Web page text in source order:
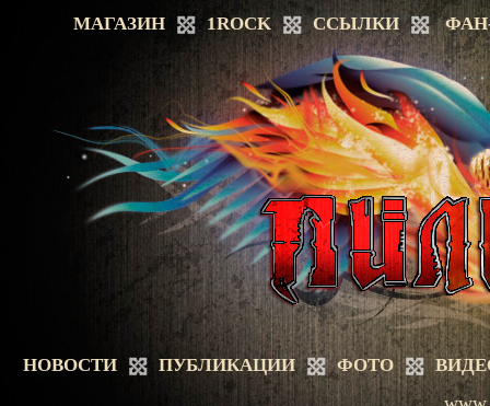
МАГАЗИН 1ROCK ССЫЛКИ
НОВОСТИ ПУБЛИКАЦИИ ФОТО